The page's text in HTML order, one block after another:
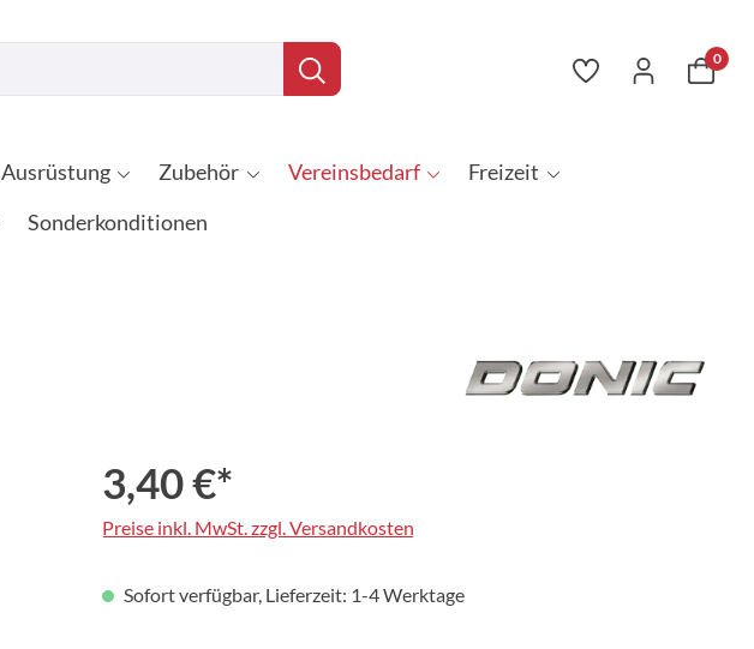
0
Ausrüstung Zubehör Vereinsbedarf
Freizeit
Sonderkonditionen
3,40 €*
Preise inkl. MwSt. zzgl. Versandkosten
Sofort verfügbar, Lieferzeit: 1-4 Werktage